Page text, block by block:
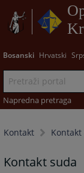
Bosanski Hrvatski
Napredna pretraga
Kontakt Kontakt
Kontakt suda